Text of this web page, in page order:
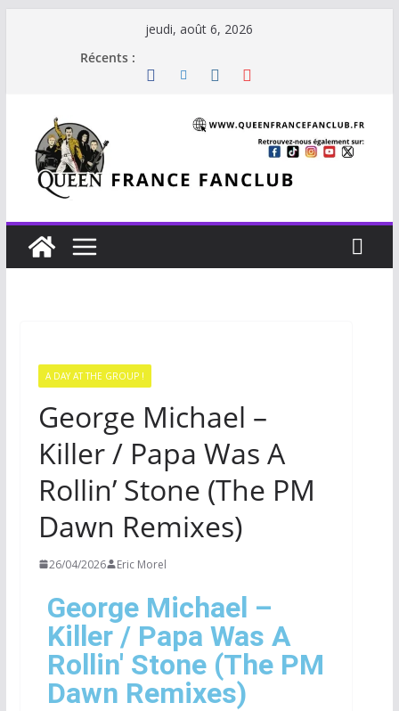
jeudi, août 6, 2026
Récents :
A DAY AT THE GROUP !
George Michael ‎–
Killer / Papa Was A
Rollin’ Stone (The PM
Dawn Remixes)
26/04/2026 Eric Morel
George Michael ‎–
Killer / Papa Was A
Rollin' Stone (The PM
Dawn Remixes)